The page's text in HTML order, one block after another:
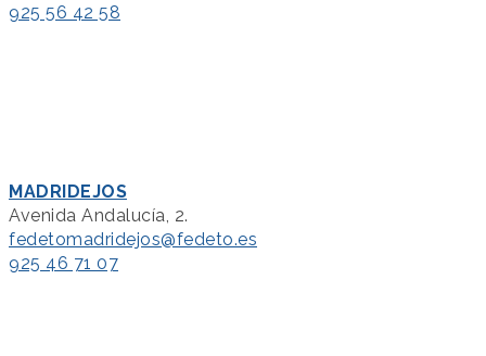
925 56 42 58
MADRIDEJOS
Avenida Andalucía, 2.
fedetomadridejos@fedeto.es
925 46 71 07